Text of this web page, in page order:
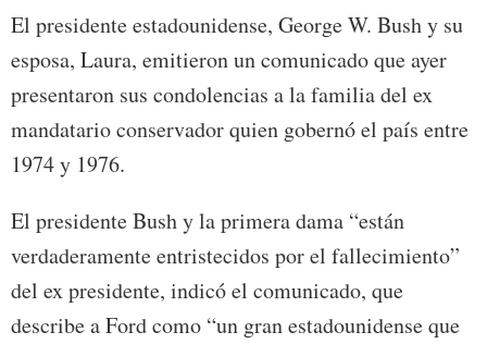
El presidente estadounidense, George W. Bush y su
esposa, Laura, emitieron un comunicado que ayer
presentaron sus condolencias a la familia del ex
mandatario conservador quien gobernó el país entre
1974 y 1976.
El presidente Bush y la primera dama “están
verdaderamente entristecidos por el fallecimiento”
del ex presidente, indicó el comunicado, que
describe a Ford como “un gran estadounidense que